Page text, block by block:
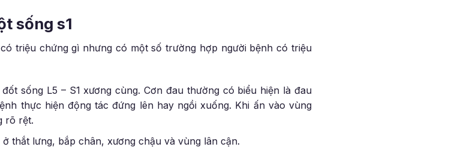
sống s1
triệu chứng gì nhưng có một số trường hợp người bệnh có triệu
sống L5 – S1 xương cùng. Cơn đau thường có biểu hiện là đau
thực hiện động tác đứng lên hay ngồi xuống. Khi ấn vào vùng
rõ rệt.
thắt lưng, bắp chân, xương chậu và vùng lân cận.